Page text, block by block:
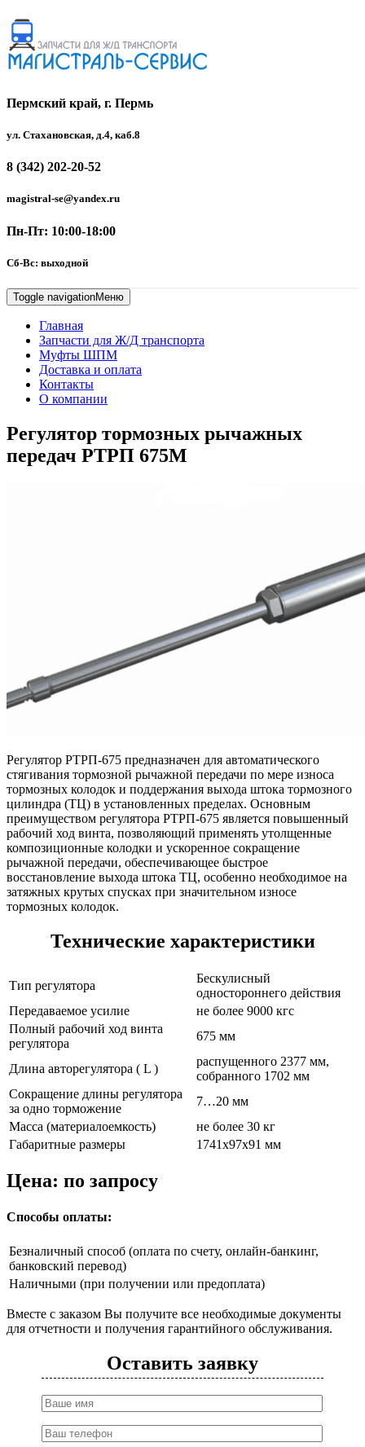
Пермский край, г. Пермь
ул. Стахановская, д.4, каб.8
8 (342) 202-20-52
magistral-se@yandex.ru
Пн-Пт: 10:00-18:00
Сб-Вс: выходной
Toggle navigationМеню
Главная
Запчасти для Ж/Д транспорта
Муфты ШПМ
Доставка и оплата
Контакты
О компании
Регулятор тормозных рычажных
передач РТРП 675М
Регулятор РТРП-675 предназначен для автоматического
стягивания тормозной рычажной передачи по мере износа
тормозных колодок и поддержания выхода штока тормозного
цилиндра (ТЦ) в установленных пределах. Основным
преимуществом регулятора РТРП-675 является повышенный
рабочий ход винта, позволяющий применять утолщенные
композиционные колодки и ускоренное сокращение
рычажной передачи, обеспечивающее быстрое
восстановление выхода штока ТЦ, особенно необходимое на
затяжных крутых спусках при значительном износе
тормозных колодок.
Технические характеристики
Тип регулятора
Бескулисный
одностороннего действия
Передаваемое усилие
не более 9000 кгс
Полный рабочий ход винта
регулятора
675 мм
Длина авторегулятора ( L )
распущенного 2377 мм,
собранного 1702 мм
Сокращение длины регулятора
за одно торможение
7…20 мм
Масса (материалоемкость)
не более 30 кг
Габаритные размеры
1741х97х91 мм
Цена: по запросу
Способы оплаты:
Безналичный способ (оплата по счету, онлайн-банкинг,
банковский перевод)
Наличными (при получении или предоплата)
Вместе с заказом Вы получите все необходимые документы
для отчетности и получения гарантийного обслуживания.
Оставить заявку